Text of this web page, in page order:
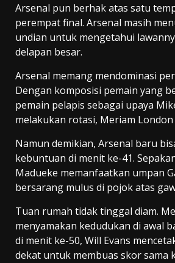
Arsenal pun berhak atas satu
perempat final. Arsenal masih
undian untuk mengetahui
delapan besar.
Arsenal memang mendominasi
Dengan komposisi pemain yang
pemain pelapis sebagai upaya
melakukan rotasi, Meriam
Namun demikian, Arsenal baru
kebuntuan di menit ke-41.
Madueke memanfaatkan umpan
bersarang mulus di pojok atas
Tuan rumah tidak tinggal diam.
menyamakan kedudukan di awal
di menit ke-50, Will Evans
dekat untuk membuas skor sama